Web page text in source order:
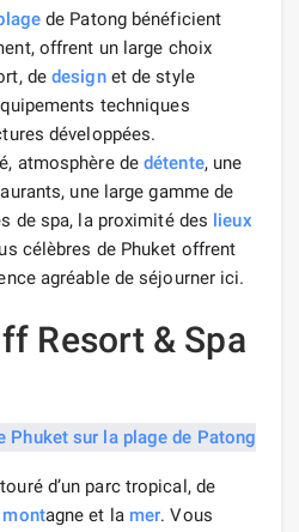
de Patong bénéficient
offrent un large choix
dedesignet de style
techniques
développées.
atmosphère dedétente, une
une large gamme de
de spa, la proximité des lieux
célèbres de Phuket offrent
agréable de séjourner ici.
Resort & Spa
d’un parc tropical, de
montagne et la mer. Vous